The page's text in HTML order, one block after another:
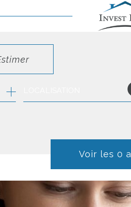
Voir les 0